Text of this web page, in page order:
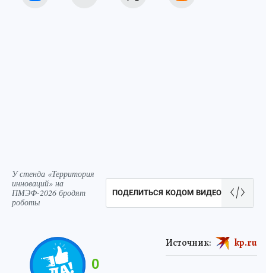
У стенда «Территория
инноваций» на
ПМЭФ-2026 бродят
роботы
ПОДЕЛИТЬСЯ КОДОМ ВИДЕО
0
Источник: kp.ru